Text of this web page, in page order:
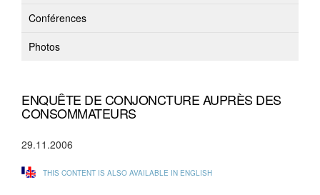
Conférences
Photos
ENQUÊTE DE CONJONCTURE AUPRÈS DES
CONSOMMATEURS
29.11.2006
THIS CONTENT IS ALSO AVAILABLE IN ENGLISH